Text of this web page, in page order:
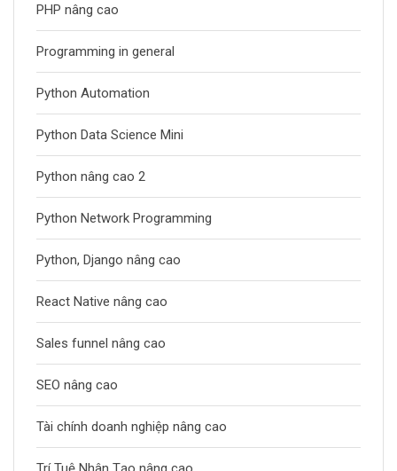
PHP nâng cao
Programming in general
Python Automation
Python Data Science Mini
Python nâng cao 2
Python Network Programming
Python, Django nâng cao
React Native nâng cao
Sales funnel nâng cao
SEO nâng cao
Tài chính doanh nghiệp nâng cao